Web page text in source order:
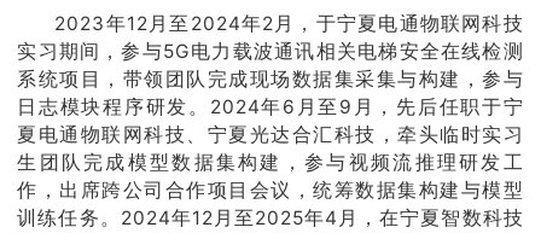
联系我们
学院官网
2023年12月至2024年2月，于宁夏电通物联网科技
实习期间，参与5G电力载波通讯相关电梯安全在线检测
系统项目，带领团队完成现场数据集采集与构建，参与
日志模块程序研发。2024年6月至9月，先后任职于宁
夏电通物联网科技、宁夏光达合汇科技，牵头临时实习
生团队完成模型数据集构建，参与视频流推理研发工
作，出席跨公司合作项目会议，统筹数据集构建与模型
训练任务。2024年12月至2025年4月，在宁夏智数科技